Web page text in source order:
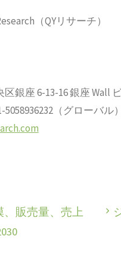
（QYリサーチ）
銀座 6-13-16 銀座 Wall
（グローバル）
販売量、売上